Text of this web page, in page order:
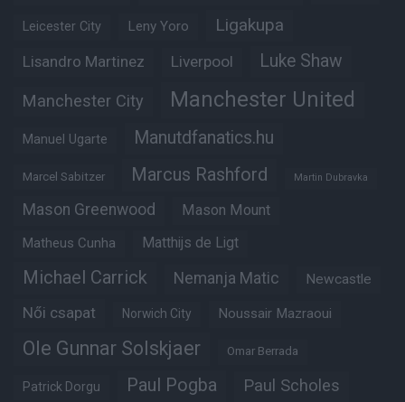
Leicester City Leny Yoro Ligakupa
Lisandro Martinez Liverpool Luke Shaw
Manchester City Manchester United
Manuel Ugarte Manutdfanatics.hu
Marcel Sabitzer Marcus Rashford Martin Dubravka
Mason Greenwood Mason Mount
Matheus Cunha Matthijs de Ligt
Michael Carrick Nemanja Matic Newcastle
Női csapat Norwich City Noussair Mazraoui
Ole Gunnar Solskjaer Omar Berrada
Patrick Dorgu Paul Pogba Paul Scholes